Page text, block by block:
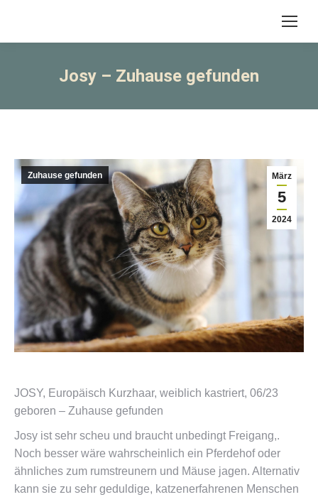
Josy – Zuhause gefunden
März
5
2024
Zuhause gefunden
JOSY, Europäisch Kurzhaar, weiblich kastriert, 06/23
geboren – Zuhause gefunden
Josy ist sehr scheu und braucht unbedingt Freigang,.
Noch besser wäre wahrscheinlich ein Pferdehof oder
ähnliches zum rumstreunern und Mäuse jagen. Alternativ
kann sie zu sehr geduldige, katzenerfahrenen Menschen